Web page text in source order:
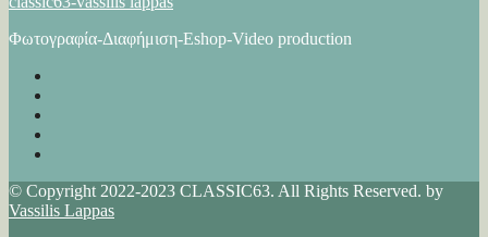
Φωτογραφία-Διαφήμιση-Eshop-Video production
© Copyright 2022-2023 CLASSIC63. All Rights Reserved. by
Vassilis Lappas